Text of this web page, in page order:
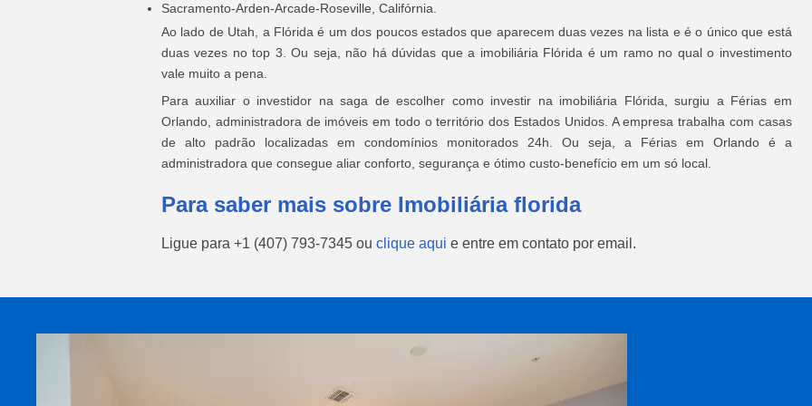
Sacramento-Arden-Arcade-Roseville, Califórnia.
Ao lado de Utah, a Flórida é um dos poucos estados que aparecem duas vezes na lista e é o único que está
duas vezes no top 3. Ou seja, não há dúvidas que a imobiliária Flórida é um ramo no qual o investimento
vale muito a pena.
Para auxiliar o investidor na saga de escolher como investir na imobiliária Flórida, surgiu a Férias em
Orlando, administradora de imóveis em todo o território dos Estados Unidos. A empresa trabalha com casas
de alto padrão localizadas em condomínios monitorados 24h. Ou seja, a Férias em Orlando é a
administradora que consegue aliar conforto, segurança e ótimo custo-benefício em um só local.
Para saber mais sobre Imobiliária florida
Ligue para +1 (407) 793-7345 ou clique aqui e entre em contato por email.